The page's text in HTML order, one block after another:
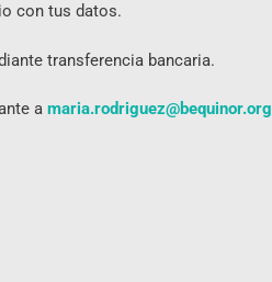
con tus datos.
transferencia bancaria.
a maria.rodriguez@bequinor.org